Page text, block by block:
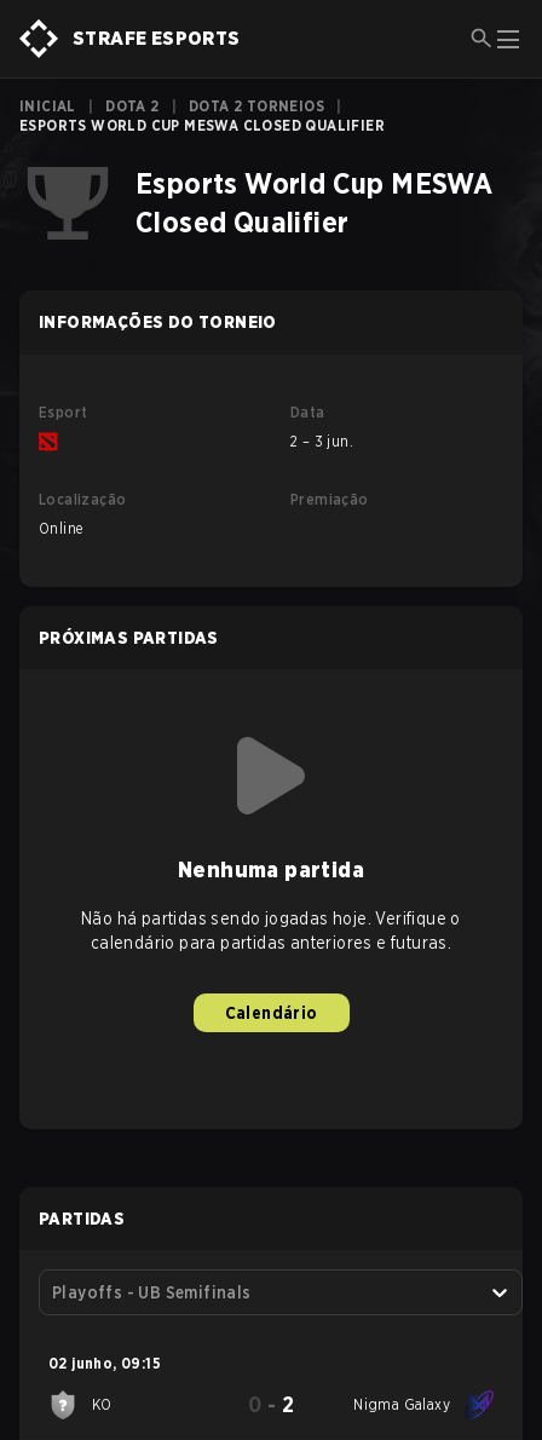
STRAFE ESPORTS
INICIAL DOTA 2 DOTA 2 TORNEIOS
ESPORTS WORLD CUP MESWA CLOSED QUALIFIER
Esports World Cup MESWA
Closed Qualifier
INFORMAÇÕES DO TORNEIO
Esport
Data
2 – 3 jun.
Localização
Online
Premiação
PRÓXIMAS PARTIDAS
Nenhuma partida
Não há partidas sendo jogadas hoje. Verifique o
calendário para partidas anteriores e futuras.
Calendário
PARTIDAS
Playoffs - UB Semifinals
02 junho, 09:15
KO 0 - 2 Nigma Galaxy